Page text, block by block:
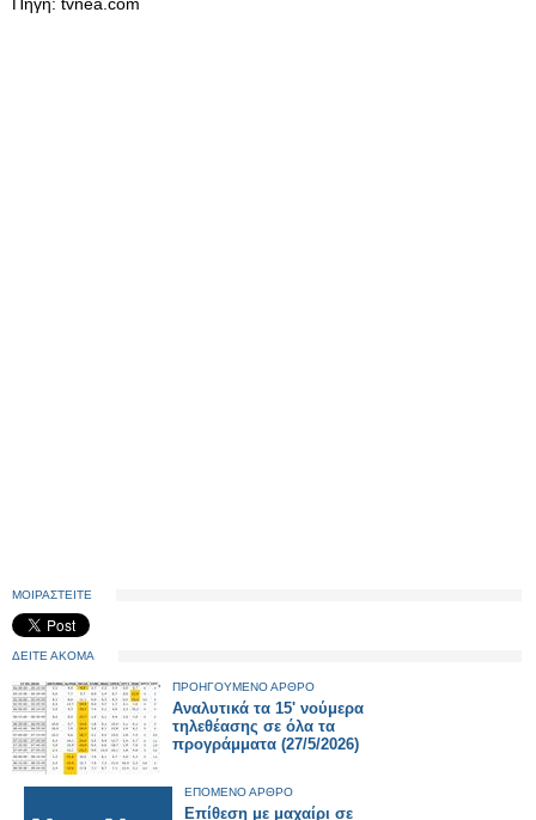
ΜΟΙΡΑΣΤΕΙΤΕ
ΔΕΙΤΕ ΑΚΟΜΑ
ΠΡΟΗΓΟΥΜΕΝΟ ΑΡΘΡΟ
Αναλυτικά τα 15' νούμερα
τηλεθέασης σε όλα τα
προγράμματα (27/5/2026)
ΕΠΟΜΕΝΟ ΑΡΘΡΟ
Επίθεση με μαχαίρι σε